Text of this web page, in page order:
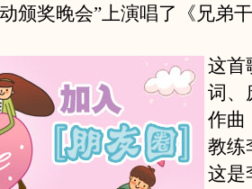
颁奖晚会”上演唱了《兄弟
这首
词、
作曲
教练
这是